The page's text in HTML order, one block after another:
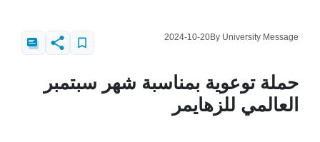
2024-10-20By University Message
حملة توعوية بمناسبة شهر سبتمبر
العالمي للزهايمر